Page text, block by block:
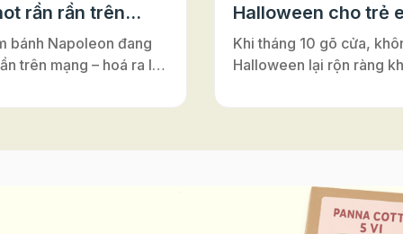
rần rần trên
bánh Napoleon đang
trên mạng – hoá ra lại
sao bánh có tên là
nhiều người thường
Halloween cho trẻ
Khi tháng 10 gõ cửa,
Halloween lại rộn ràng
Anh cho tới những câu
cùng hóa thân, vui chơi
hoạt động Halloween
vừa an toàn, vừa dễ tổ